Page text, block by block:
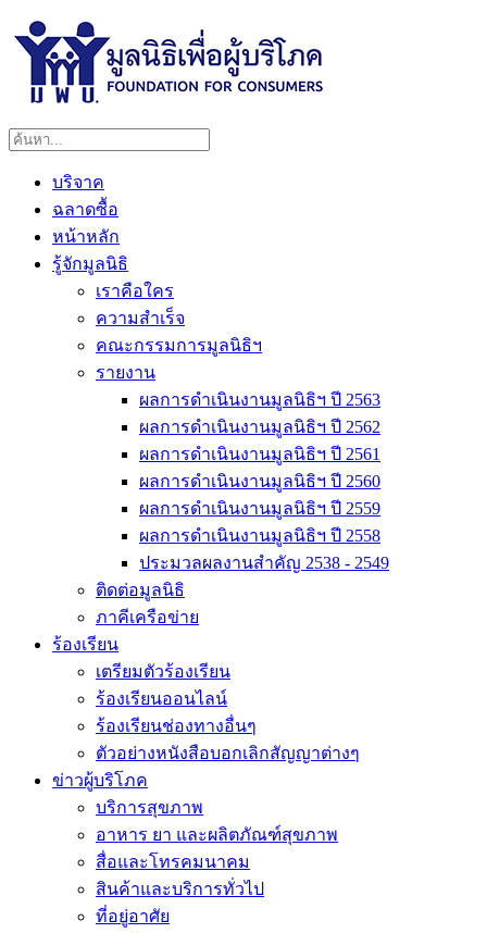
บริจาค
ฉลาดซื้อ
หน้าหลัก
รู้จักมูลนิธิ
เราคือใคร
ความสำเร็จ
คณะกรรมการมูลนิธิฯ
รายงาน
ผลการดำเนินงานมูลนิธิฯ ปี 2563
ผลการดำเนินงานมูลนิธิฯ ปี 2562
ผลการดำเนินงานมูลนิธิฯ ปี 2561
ผลการดำเนินงานมูลนิธิฯ ปี 2560
ผลการดำเนินงานมูลนิธิฯ ปี 2559
ผลการดำเนินงานมูลนิธิฯ ปี 2558
ประมวลผลงานสำคัญ 2538 - 2549
ติดต่อมูลนิธิ
ภาคีเครือข่าย
ร้องเรียน
เตรียมตัวร้องเรียน
ร้องเรียนออนไลน์
ร้องเรียนช่องทางอื่นๆ
ตัวอย่างหนังสือบอกเลิกสัญญาต่างๆ
ข่าวผู้บริโภค
บริการสุขภาพ
อาหาร ยา และผลิตภัณฑ์สุขภาพ
สื่อและโทรคมนาคม
สินค้าและบริการทั่วไป
ที่อยู่อาศัย